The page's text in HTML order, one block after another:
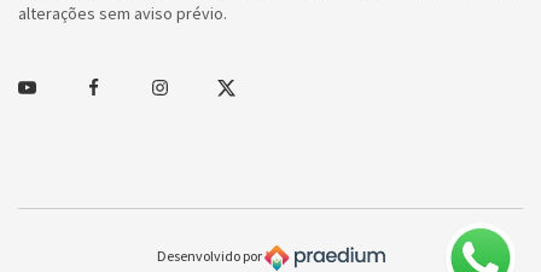
alterações sem aviso prévio.
Youtube FacebookInstagramTwitter
Desenvolvido por